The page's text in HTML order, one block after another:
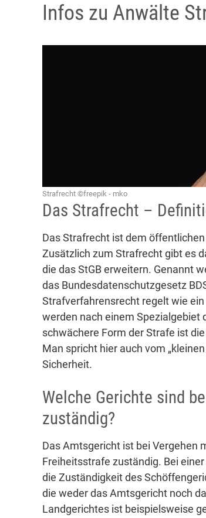
Infos zu Anwälte
Strafrecht ©freepik - mko
Das Strafrecht –
Das Strafrecht ist dem
Zusätzlich zum Strafrecht gibt es
die das StGB erweitern. Genannt
das Bundesdatenschutzgesetz
Strafverfahrensrecht regelt wie
werden nach einem Spezialgebiet
schwächere Form der Strafe ist
Man spricht hier auch vom
Sicherheit.
Welche Gerichte sind
zuständig?
Das Amtsgericht ist bei Vergehen
Freiheitsstrafe zuständig. Bei
die Zuständigkeit des
die weder das Amtsgericht noch
Landgerichtes ist beispielsweise